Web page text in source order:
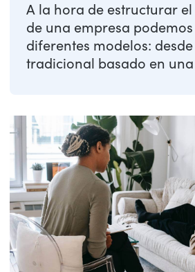
A la hora de estructurar
de una empresa
diferentes modelos:
tradicional basado en